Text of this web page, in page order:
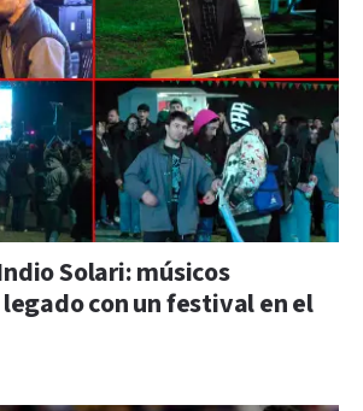
Solari: músicos
con un festival en el